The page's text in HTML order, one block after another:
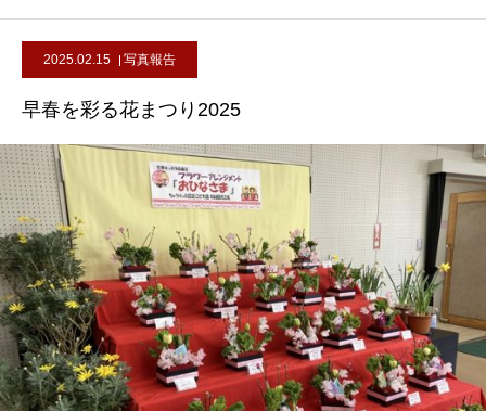
2025.02.15 写真報告
早春を彩る花まつり2025